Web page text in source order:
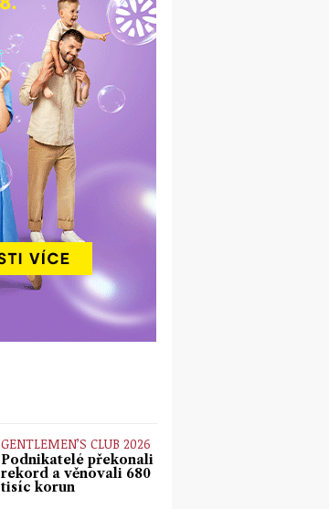
GENTLEMEN’S CLUB 2026
Podnikatelé překonali
rekord a věnovali 680
tisíc korun